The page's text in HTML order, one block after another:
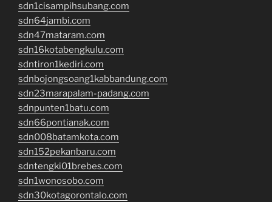
sdn1cisampihsubang.com
sdn64jambi.com
sdn47mataram.com
sdn16kotabengkulu.com
sdntiron1kediri.com
sdnbojongsoang1kabbandung.com
sdn23marapalam-padang.com
sdnpunten1batu.com
sdn66pontianak.com
sdn008batamkota.com
sdn152pekanbaru.com
sdntengki01brebes.com
sdn1wonosobo.com
sdn30kotagorontalo.com